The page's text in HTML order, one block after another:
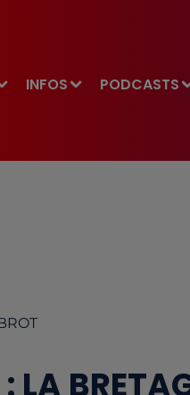
INFOS PODCASTS